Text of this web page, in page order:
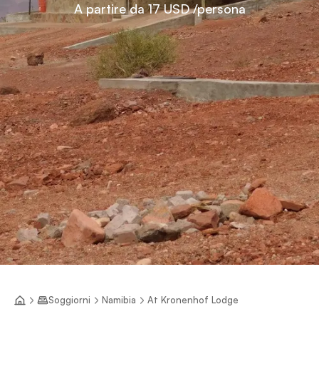
A partire da17 USD/persona
Soggiorni Namibia At Kronenhof Lodge